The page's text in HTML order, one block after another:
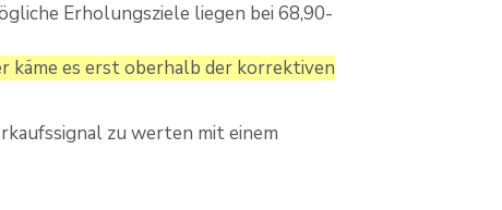
Erholungsziele liegen bei 68,90-
käme es erst oberhalb der korrektiven
zu werten mit einem